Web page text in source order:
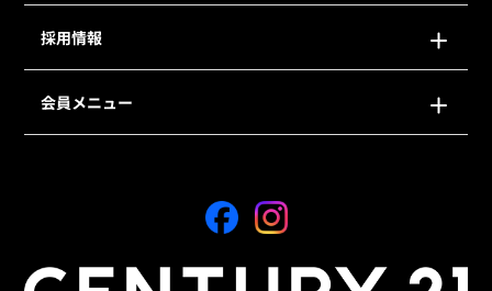
採用情報
会員メニュー